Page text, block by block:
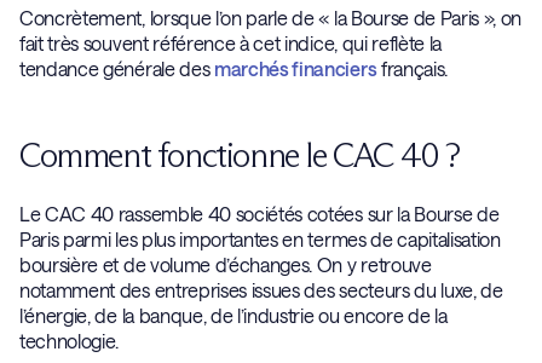
Concrètement, lorsque l’on parle de « la Bourse de Paris », on
fait très souvent référence à cet indice, qui reflète la
tendance générale des marchés financiersfrançais.
Comment fonctionne le CAC 40 ?
Le CAC 40 rassemble 40 sociétés cotées sur la Bourse de
Paris parmi les plus importantes en termes de capitalisation
boursière et de volume d’échanges. On y retrouve
notamment des entreprises issues des secteurs du luxe, de
l’énergie, de la banque, de l’industrie ou encore de la
technologie.